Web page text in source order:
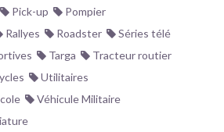
Pick-up
Pompier
Rallyes Roadster
Séries télé
Targa
Tracteur routier
Utilitaires
Véhicule Militaire